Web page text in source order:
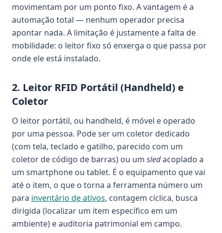
movimentam por um ponto fixo. A vantagem é a
automação total — nenhum operador precisa
apontar nada. A limitação é justamente a falta de
mobilidade: o leitor fixo só enxerga o que passa por
onde ele está instalado.
2. Leitor RFID Portátil (Handheld) e
Coletor
O leitor portátil, ou handheld, é móvel e operado
por uma pessoa. Pode ser um coletor dedicado
(com tela, teclado e gatilho, parecido com um
coletor de código de barras) ou um sledacoplado a
um smartphone ou tablet. É o equipamento que vai
até o item, o que o torna a ferramenta número um
para inventário de ativos, contagem cíclica, busca
dirigida (localizar um item específico em um
ambiente) e auditoria patrimonial em campo.